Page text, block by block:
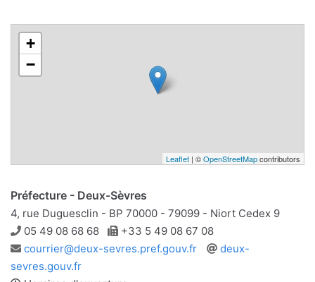
+
−
Leaflet | ©OpenStreetMapcontributors
Préfecture - Deux-Sèvres
4, rue Duguesclin - BP 70000 - 79099 - Niort Cedex 9
Téléphone
05 49 08 68 68 Télécopie
+33 5 49 08 67 08
Adresse
e-
courrier@deux-sevres.pref.gouv.fr
Site
deux-
sevres.gouv.fr